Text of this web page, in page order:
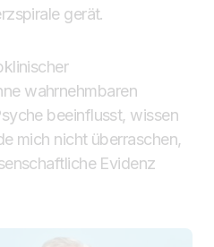
gerät.
wahrnehmbaren
beeinflusst, wissen
mich nicht überraschen,
Evidenz